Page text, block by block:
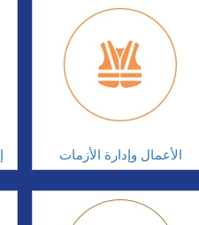
الأعمال وإدارة الأزمات